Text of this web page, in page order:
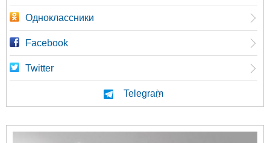
Одноклассники
Facebook
Twitter
Telegram